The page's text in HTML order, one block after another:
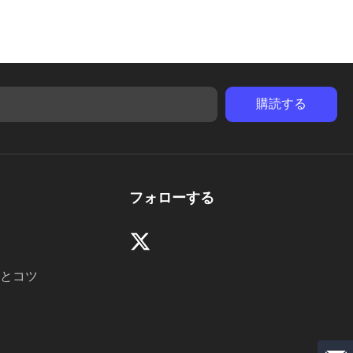
コツ
フォローする